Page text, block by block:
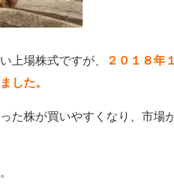
上場株式ですが、
２０１８年
した。
た株が買いやすくなり、市場